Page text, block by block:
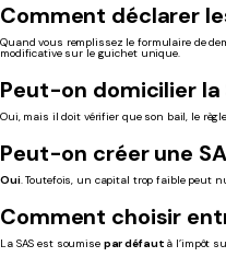
Comment déclarer
Quand vous remplissez le formulaire de
modificative sur le guichet unique.
Peut-on domicilier la
Oui, mais il doit vérifier que son bail, le
Peut-on créer une
Oui. Toutefois, un capital trop faible peut
Comment choisir
La SAS est soumise par défaut à l’impôt